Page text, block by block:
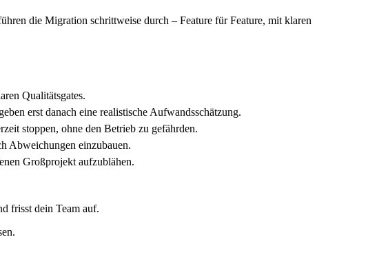
die Migration schrittweise durch – Feature für Feature, mit klaren
Qualitätsgates.
erst danach eine realistische Aufwandsschätzung.
stoppen, ohne den Betrieb zu gefährden.
Abweichungen einzubauen.
Großprojekt aufzublähen.
frisst dein Team auf.